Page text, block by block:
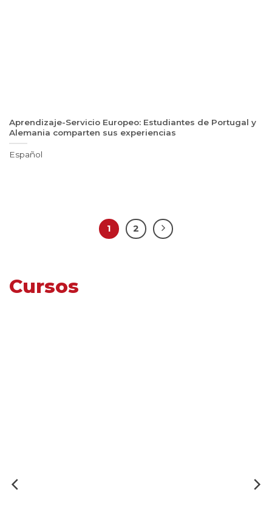
Aprendizaje-Servicio Europeo: Estudiantes de Portugal y
Alemania comparten sus experiencias
Español
1 2
Cursos